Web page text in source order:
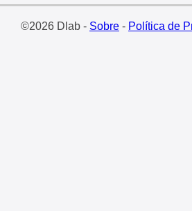
©2026 Dlab - Sobre- Política de